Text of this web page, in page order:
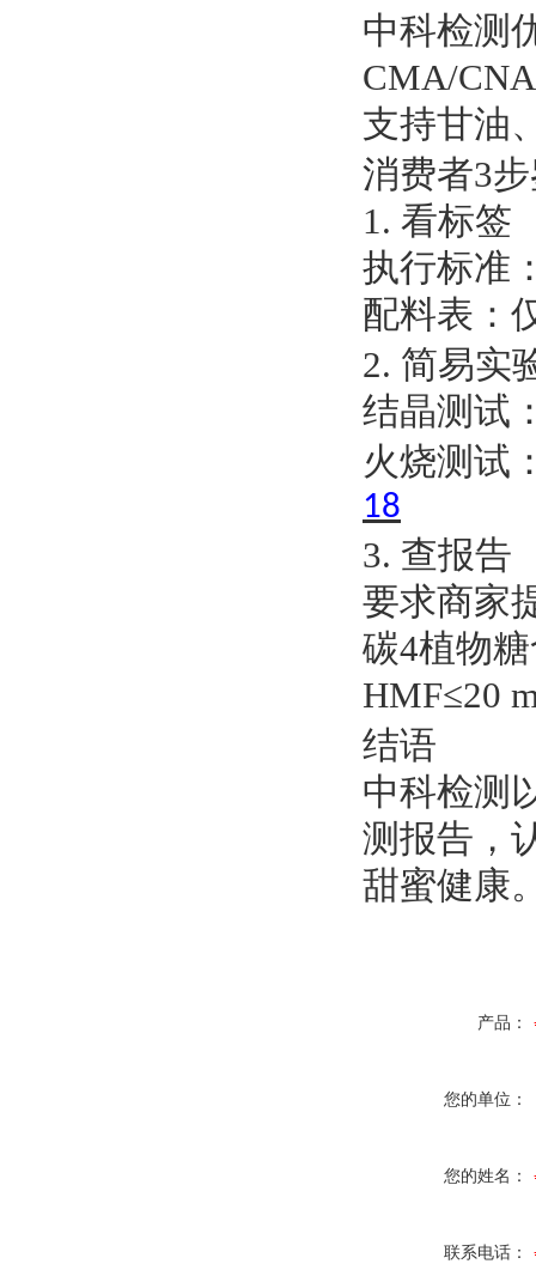
中科检测
CMA/
支持甘油
消费者3
1. 看标签
执行标准
配料表：
2. 简易实
结晶测试
火烧测试
18
3. 查报告
要求商家
碳4植物
HMF≤20
结语
中科检测
测报告，
甜蜜健康
产品：
您的单位：
您的姓名：
联系电话：